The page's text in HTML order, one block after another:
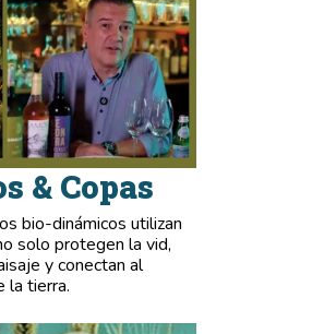
& Copas
bio-dinámicos utilizan
solo protegen la vid,
y conectan al
la tierra.